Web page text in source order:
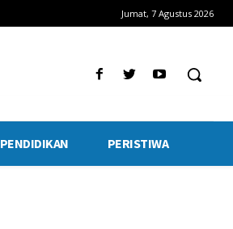
Jumat, 7 Agustus 2026
PENDIDIKAN PERISTIWA